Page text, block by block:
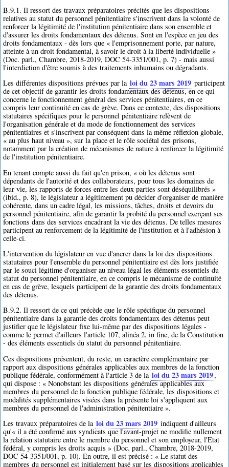
B.9.1. Il ressort des travaux préparatoires précités que les dispositions
relatives au statut du personnel pénitentiaire s'inscrivent dans la volonté de
renforcer la légitimité de l'institution pénitentiaire dans son ensemble et
d'assurer les droits fondamentaux des détenus. Sont en l'espèce en jeu des
droits fondamentaux - dès lors que « l'emprisonnement porte, par nature,
atteinte à un droit fondamental, à savoir le droit à la liberté individuelle »
(Doc. parl., Chambre, 2018-2019, DOC 54-3351/001, p. 7) - mais aussi
l'interdiction d'être soumis à des traitements inhumains ou dégradants.
Les différentes dispositions prévues par la loi du 23 mars 2019 participent
de cet objectif de garantir les droits fondamentaux des détenus, en ce qui
concerne le fonctionnement général des services pénitentiaires, en ce
compris leur continuité en cas de grève. Dans ce contexte, des dispositions
statutaires spécifiques pour le personnel pénitentiaire relèvent de
l'organisation générale et du mode de fonctionnement des services
pénitentiaires et s'inscrivent par conséquent dans la même réflexion globale,
« au plus haut niveau », sur la place et le rôle sociétal des prisons,
notamment par la création de mécanismes de nature à renforcer la légitimité
de l'institution pénitentiaire.
En tenant compte aussi du fait qu'en prison, « où les détenus sont
dépendants de l'autorité et des collaborateurs, pour tous les domaines de
leur vie, les rapports de forces entre les deux parties sont déséquilibrés »
(ibid., p. 8), le législateur a légitimement pu décider d'organiser de manière
cohérente, dans un cadre légal, les missions, tâches, droits et devoirs du
personnel pénitentiaire, afin de garantir la probité du personnel exerçant ses
fonctions dans des services encadrant la vie des détenus. De telles mesures
participent au renforcement de la légitimité de l'institution et à l'adhésion à
celle-ci.
L'intervention du législateur en vue d'ancrer dans la loi des dispositions
statutaires pour l'ensemble du personnel pénitentiaire est dès lors justifiée
par le souci légitime d'organiser au niveau légal les éléments essentiels du
statut du personnel pénitentiaire, en ce compris le mécanisme de continuité
en cas de grève, lesquels participent de la garantie des droits fondamentaux
des détenus.
B.9.2. Il ressort de ce qui précède que le rôle spécifique du personnel
pénitentiaire dans la garantie des droits fondamentaux des détenus peut
justifier que le législateur fixe lui-même par des dispositions légales -
comme le permet d'ailleurs l'article 107, alinéa 2, in fine, de la Constitution
- des éléments essentiels du statut du personnel pénitentiaire.
Ces dispositions présentent, du reste, un caractère complémentaire par
rapport aux dispositions générales applicables aux membres de la fonction
publique fédérale, conformément à l'article 3 de la loi du 23 mars 2019,
qui dispose : « Nonobstant les dispositions générales applicables aux
membres du personnel de la fonction publique fédérale, les dispositions et
modalités supplémentaires visées dans la présente loi s'appliquent aux
membres du personnel de l'administration pénitentiaire ».
Les travaux préparatoires de la loi du 23 mars 2019 indiquent d'ailleurs
qu'« il a été confirmé aux syndicats que l'avant-projet ne modifie nullement
la relation statutaire entre le membre du personnel et son employeur, l'Etat
fédéral, y compris les droits acquis » (Doc. parl., Chambre, 2018-2019,
DOC 54-3351/001, p. 10). En outre, il est précisé : « Le statut des
membres du personnel est initialement basé sur les dispositions applicables